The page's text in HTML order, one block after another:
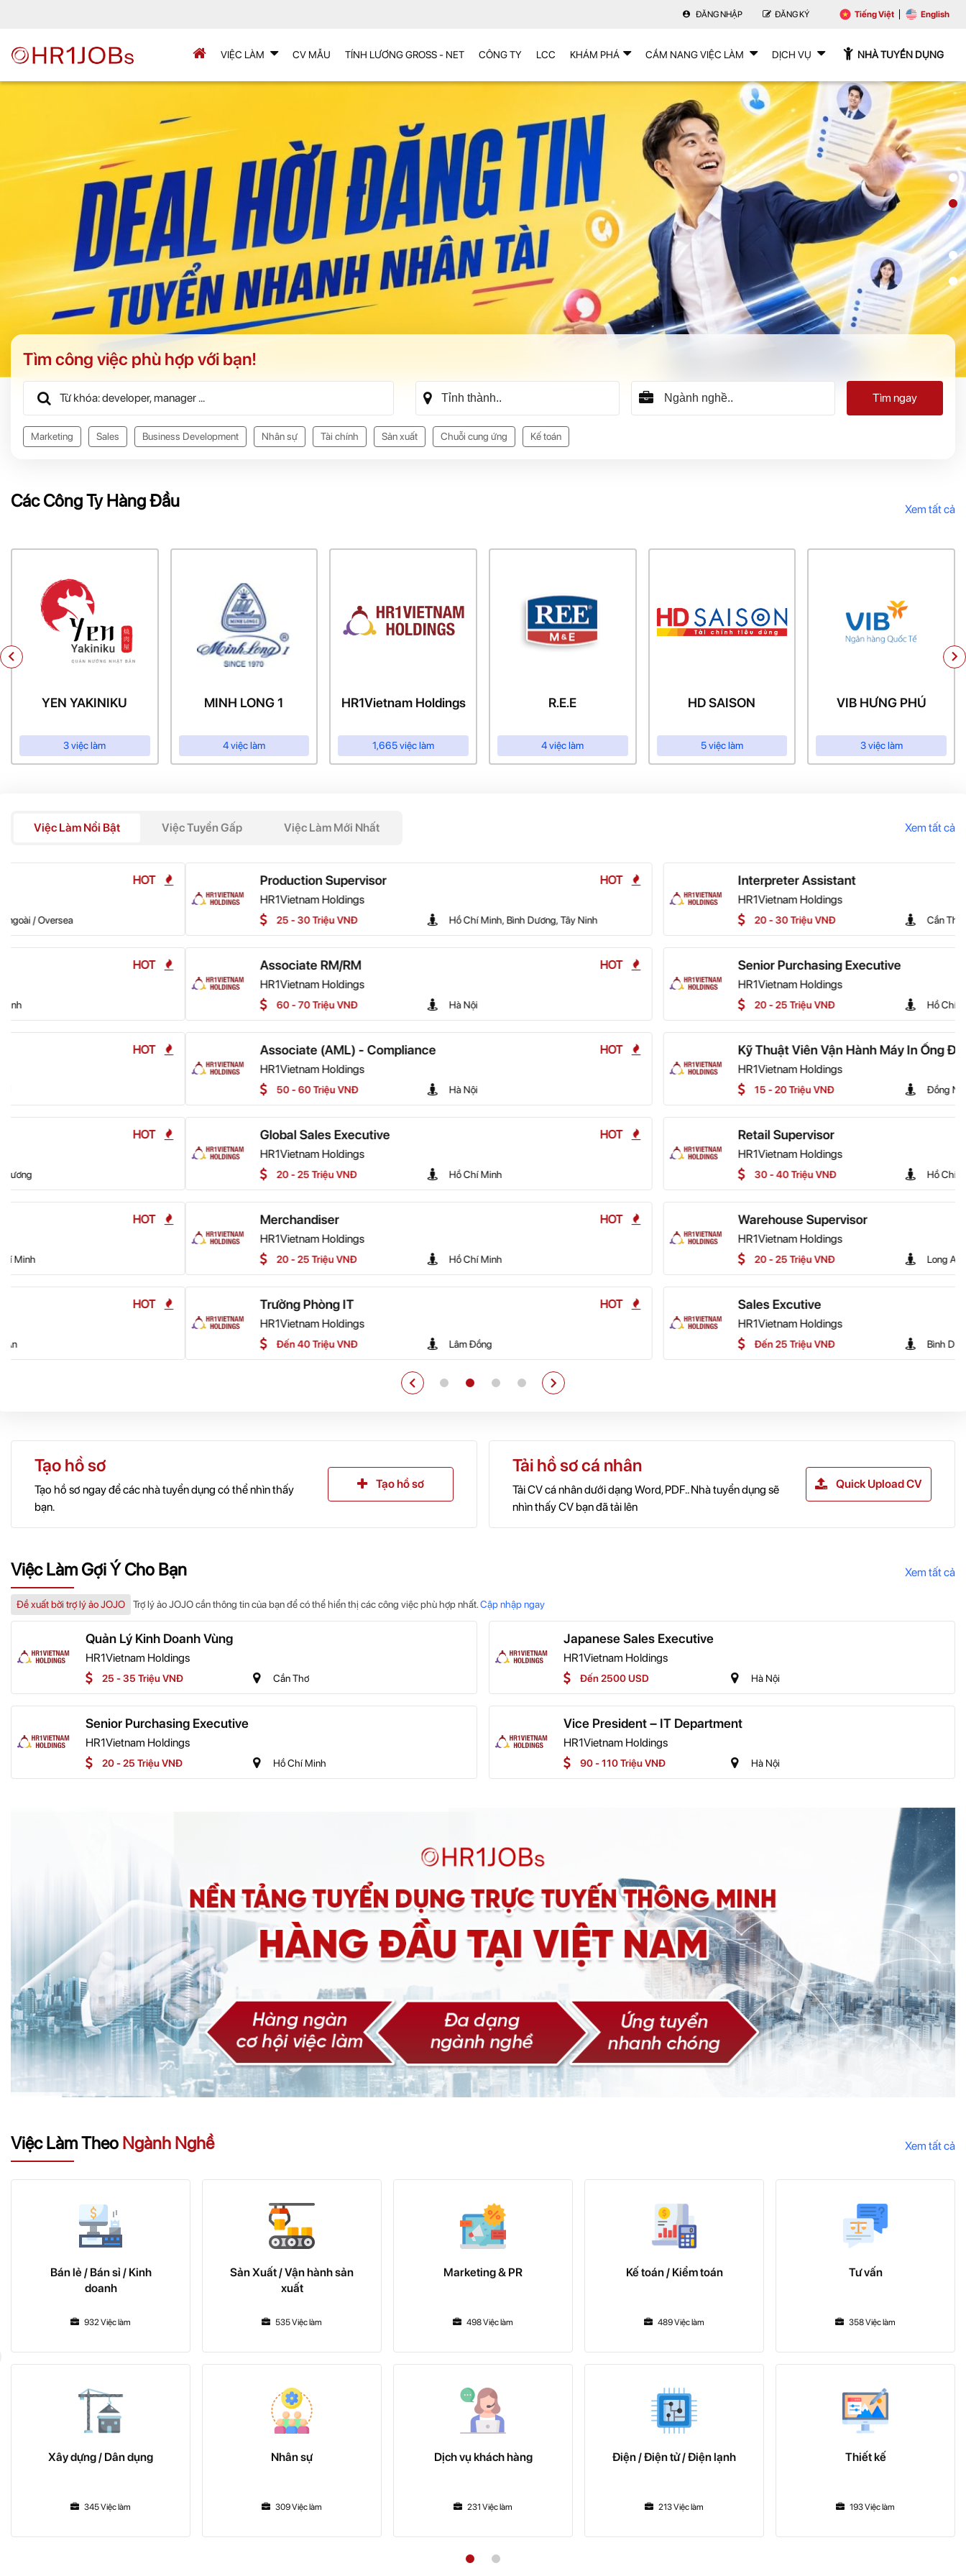
ĐĂNG NHẬP ĐĂNG KÝ Tiếng Việt English
VIỆC LÀM CV MẪU TÍNH LƯƠNG GROSS - NET CÔNG TY LCC KHÁM PHÁ CẨM NANG VIỆC LÀM DỊCH VỤ NHÀ TUYỂN DỤNG
Tìm công việc phù hợp với bạn!
Tìm ngay
Marketing Sales Business Development Nhân sự Tài chính Sản xuất Chuỗi cung ứng Kế toán
Các Công Ty Hàng Đầu Xem tất cả
YEN YAKINIKU
3 việc làm
MINH LONG 1
4 việc làm
HR1Vietnam Holdings
1,665 việc làm
R.E.E
4 việc làm
HD SAISON
5 việc làm
VIB HƯNG PHÚ
3 việc làm
Việc Làm Nổi Bật Việc Tuyển Gấp Việc Làm Mới Nhất Xem tất cả
Production Supervisor
Hồ Chí Minh, Bình Dương, Tây Ninh
Interpreter Assistant
20 - 30 Triệu VNĐ Cần Thơ
Associate RM/RM
Hà Nội
Senior Purchasing Executive
Hồ Chí Minh
Associate (AML) - Compliance
HOT
Hà Nội
Kỹ Thuật Viên Vận Hành Máy In Ống Đồng
HOT
Đồng Nai
Global Sales Executive
Hồ Chí Minh
Retail Supervisor
Hồ Chí Minh
Merchandiser
Hồ Chí Minh
Warehouse Supervisor
Long An
Trưởng Phòng IT
Lâm Đồng
Sales Excutive
Bình Dương
Tạo hồ sơ
Tạo hồ sơ ngay để các nhà tuyển dụng có thể nhìn thấy
bạn.
Tạo hồ sơ
Tải hồ sơ cá nhân
Tải CV cá nhân dưới dạng Word, PDF.. Nhà tuyển dụng sẽ
nhìn thấy CV bạn đã tải lên
Quick Upload CV
Việc Làm Gợi Ý Cho Bạn Xem tất cả
Đề xuất bởi trợ lý ảo JOJO Trợ lý ảo JOJO cần thông tin của bạn để có thể hiển thị các công việc phù hợp nhất.Cập nhập ngay
Quản Lý Kinh Doanh Vùng
HR1Vietnam Holdings
25 - 35 Triệu VNĐ Cần Thơ
Japanese Sales Executive
HR1Vietnam Holdings
Đến 2500 USD Hà Nội
Senior Purchasing Executive
HR1Vietnam Holdings
20 - 25 Triệu VNĐ Hồ Chí Minh
Vice President – IT Department
HR1Vietnam Holdings
90 - 110 Triệu VNĐ Hà Nội
Việc Làm Theo Ngành Nghề Xem tất cả
Bán lẻ / Bán sỉ / Kinh
doanh
932 Việc làm
Sản Xuất / Vận hành sản
xuất
535 Việc làm
Marketing & PR
498 Việc làm
Kế toán / Kiểm toán
489 Việc làm
Tư vấn
358 Việc làm
Xây dựng / Dân dụng
345 Việc làm
Nhân sự
309 Việc làm
Dịch vụ khách hàng
231 Việc làm
Điện / Điện tử / Điện lạnh
213 Việc làm
Thiết kế
193 Việc làm